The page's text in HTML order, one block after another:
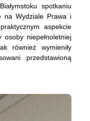
spotkaniu
na Wydziale Prawa i
aspekcie
niepełnoletniej
również wymieniły
przedstawioną